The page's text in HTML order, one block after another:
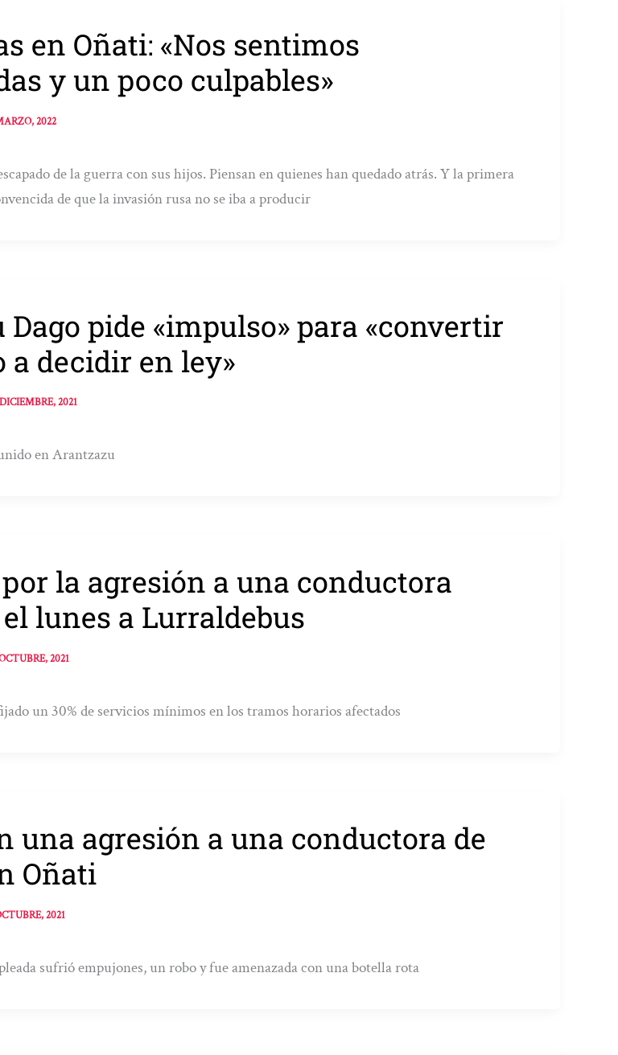
en Oñati: «Nos sentimos
y un poco culpables»
2022
de la guerra con sus hijos. Piensan en quienes han quedado atrás. Y la primera
de que la invasión rusa no se iba a producir
Dago pide «impulso» para «convertir
a decidir en ley»
2021
en Arantzazu
la agresión a una conductora
lunes a Lurraldebus
2021
un 30% de servicios mínimos en los tramos horarios afectados
una agresión a una conductora de
Oñati
2021
sufrió empujones, un robo y fue amenazada con una botella rota